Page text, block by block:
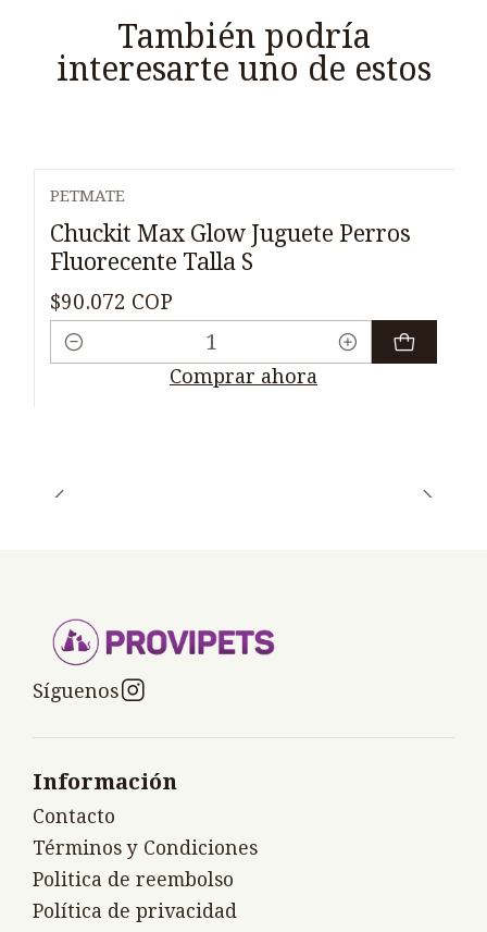
También podría
interesarte uno de estos
PETMATE
Chuckit Max Glow Juguete Perros
Fluorecente Talla S
$90.072 COP
Cantidad
Comprar ahora
Síguenos
Información
Contacto
Términos y Condiciones
Politica de reembolso
Política de privacidad